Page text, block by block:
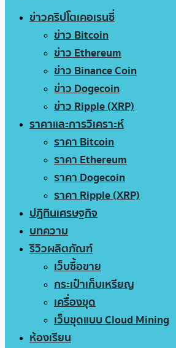
ข่าวคริปโตเคอเรนซี่
ข่าว Bitcoin
ข่าว Ethereum
ข่าว Binance Coin
ข่าว Dogecoin
ข่าว Ripple (XRP)
ราคาและการวิเคราะห์
ราคา Bitcoin
ราคา Ethereum
ราคา Dogecoin
ราคา Ripple (XRP)
ปฏิทินเศรษฐกิจ
บทความ
รีวิวผลิตภัณฑ์
เว็บซื้อขาย
กระเป๋าเก็บเหรียญ
เครื่องขุด
เว็บขุดแบบ Cloud Mining
ห้องเรียน